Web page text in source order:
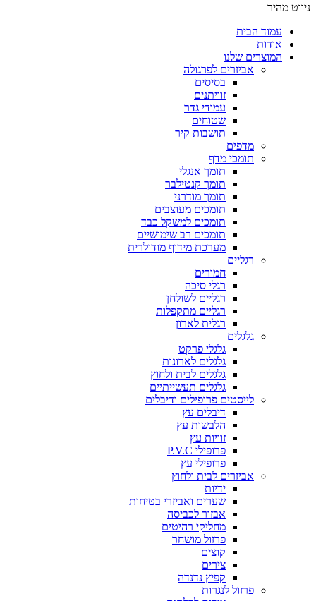
ניווט מהיר
עמוד הבית
אודות
המוצרים שלנו
אביזרים לפרגולה
בסיסים
זוויתנים
עמודי גדר
שטוחים
תושבות קיר
מדפים
תומכי מדף
תומך אנגלי
תומך קנטילבר
תומך מודרני
תומכים מעוצבים
תומכים למשקל כבד
תומכים רב שימושיים
מערכת מידוף מודולרית
רגליים
חמורים
רגלי סיכה
רגליים לשולחן
רגליים מתקפלות
רגלית לארון
גלגלים
גלגלי פרקט
גלגלים לארונות
גלגלים לבית ולחוץ
גלגלים תעשייתיים
לייסטים פרופילים ודיבלים
דיבלים עץ
הלבשות עץ
זוויות עץ
פרופילי P.V.C
פרופילי עץ
אביזרים לבית ולחוץ
ידיות
שערים ואביזרי בטיחות
אבזור לכביסה
מחליקי רהיטים
פרזול מושחר
קוצים
צירים
קפיץ נדנדה
פרזול לנגרות